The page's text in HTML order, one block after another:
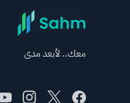
معك.. لأبعد مدى